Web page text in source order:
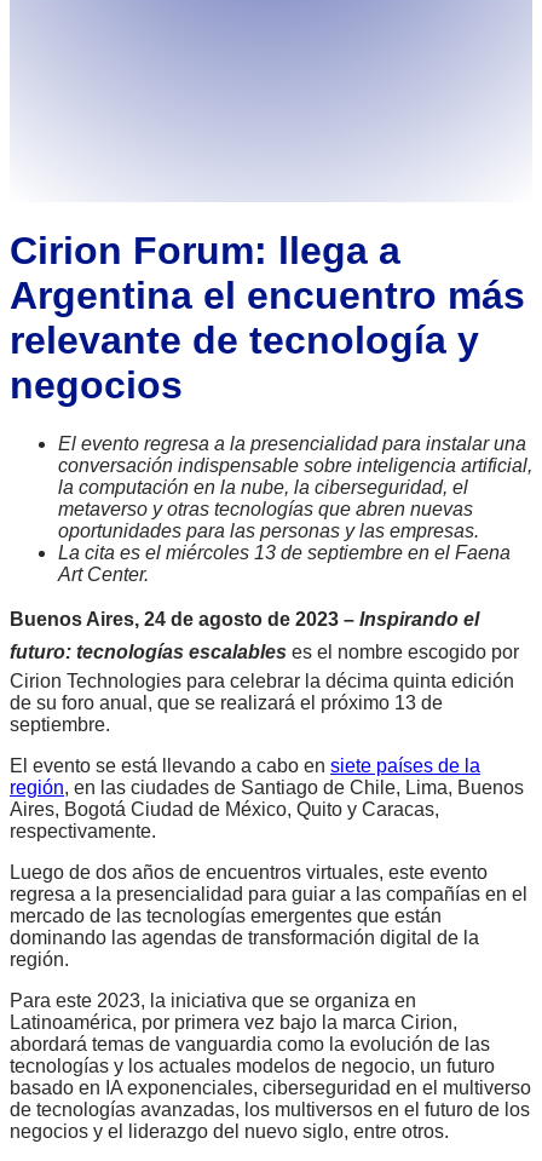
Cirion Forum: llega a
Argentina el encuentro más
relevante de tecnología y
negocios
El evento regresa a la presencialidad para instalar una
conversación indispensable sobre inteligencia artificial,
la computación en la nube, la ciberseguridad, el
metaverso y otras tecnologías que abren nuevas
oportunidades para las personas y las empresas.
La cita es el miércoles 13 de septiembre en el Faena
Art Center.
Buenos Aires, 24 de agosto de 2023 – Inspirando el
futuro: tecnologías escalables es el nombre escogido por
Cirion Technologies para celebrar la décima quinta edición
de su foro anual, que se realizará el próximo 13 de
septiembre.
El evento se está llevando a cabo en siete países de la
región, en las ciudades de Santiago de Chile, Lima, Buenos
Aires, Bogotá Ciudad de México, Quito y Caracas,
respectivamente.
Luego de dos años de encuentros virtuales, este evento
regresa a la presencialidad para guiar a las compañías en el
mercado de las tecnologías emergentes que están
dominando las agendas de transformación digital de la
región.
Para este 2023, la iniciativa que se organiza en
Latinoamérica, por primera vez bajo la marca Cirion,
abordará temas de vanguardia como la evolución de las
tecnologías y los actuales modelos de negocio, un futuro
basado en IA exponenciales, ciberseguridad en el multiverso
de tecnologías avanzadas, los multiversos en el futuro de los
negocios y el liderazgo del nuevo siglo, entre otros.